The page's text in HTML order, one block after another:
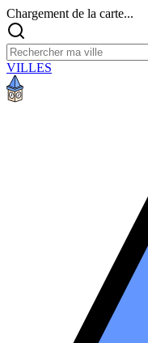
Chargement de la carte...
VILLES